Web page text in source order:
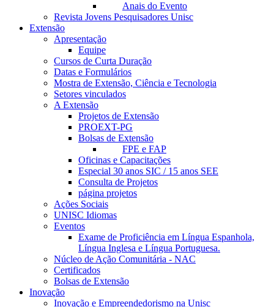
Anais do Evento
Revista Jovens Pesquisadores Unisc
Extensão
Apresentação
Equipe
Cursos de Curta Duração
Datas e Formulários
Mostra de Extensão, Ciência e Tecnologia
Setores vinculados
A Extensão
Projetos de Extensão
PROEXT-PG
Bolsas de Extensão
FPE e FAP
Oficinas e Capacitações
Especial 30 anos SIC / 15 anos SEE
Consulta de Projetos
página projetos
Ações Sociais
UNISC Idiomas
Eventos
Exame de Proficiência em Língua Espanhola,
Língua Inglesa e Língua Portuguesa.
Núcleo de Ação Comunitária - NAC
Certificados
Bolsas de Extensão
Inovação
Inovação e Empreendedorismo na Unisc